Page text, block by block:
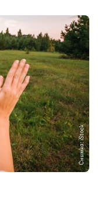
Снимка: iStock